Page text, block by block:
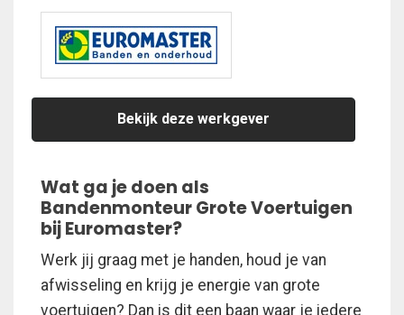
Bekijk deze werkgever
Wat ga je doen als
Bandenmonteur Grote Voertuigen
bij Euromaster?
Werk jij graag met je handen, houd je van
afwisseling en krijg je energie van grote
voertuigen? Dan is dit een baan waar je iedere